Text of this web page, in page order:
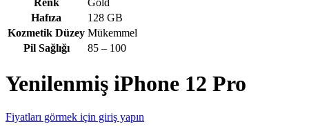
Hafıza
128 GB
Kozmetik Düzey Mükemmel
Pil Sağlığı
85 – 100
Yenilenmiş iPhone 12 Pro
Fiyatları görmek için giriş yapın